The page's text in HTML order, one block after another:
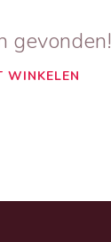
gevonden!
WINKELEN